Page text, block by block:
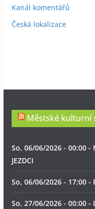
Kanál komentářů
Česká lokalizace
Městské kulturní
So, 06/06/2026 - 00:00 -
JEZDCI
So, 06/06/2026 - 17:00 -
So, 27/06/2026 - 00:00